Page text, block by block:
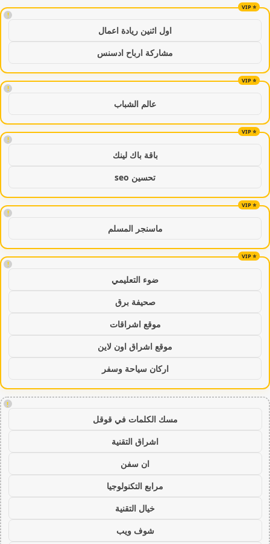
!
اول اثنين ريادة اعمال
مشاركة ارباح ادسنس
!
عالم الشباب
!
باقة باك لينك
تحسين seo
!
ماسنجر المسلم
!
ضوء التعليمي
صحيفة برق
موقع اشراقات
موقع اشراق اون لاين
اركان سياحة وسفر
!
مسك الكلمات في قوقل
اشراق التقنية
ان سفن
مرابع التكنولوجيا
خيال التقنية
شوف ويب